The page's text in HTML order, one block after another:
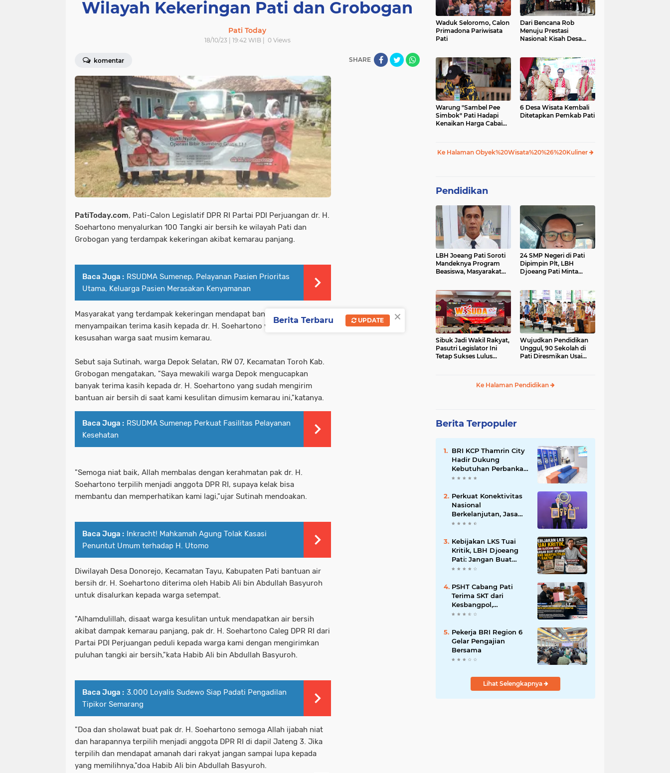
Wilayah Kekeringan Pati dan Grobogan
Pati Today
18/10/23 | 19:42 WIB | 0Views
komentar SHARE
PatiToday.com, Pati-Calon Legislatif DPR RI Partai PDI Perjuangan dr. H.
Soehartono menyalurkan 100 Tangki air bersih ke wilayah Pati dan
Grobogan yang terdampak kekeringan akibat kemarau panjang.
Baca Juga : RSUDMA Sumenep, Pelayanan Pasien Prioritas
Utama, Keluarga Pasien Merasakan Kenyamanan
Masyarakat yang terdampak kekeringan mendapat bantuan air bersih
menyampaikan terima kasih kepada dr. H. Soehartono yang peduli
kesusahan warga saat musim kemarau.
Sebut saja Sutinah, warga Depok Selatan, RW 07, Kecamatan Toroh Kab.
Grobogan mengatakan, "Saya mewakili warga Depok mengucapkan
banyak terima kasih kepada dr. H. Soehartono yang sudah mengirim
bantuan air bersih di saat kami kesulitan dimusim kemarau ini,"katanya.
Baca Juga : RSUDMA Sumenep Perkuat Fasilitas Pelayanan
Kesehatan
"Semoga niat baik, Allah membalas dengan kerahmatan pak dr. H.
Soehartono terpilih menjadi anggota DPR RI, supaya kelak bisa
membantu dan memperhatikan kami lagi,"ujar Sutinah mendoakan.
Baca Juga : Inkracht! Mahkamah Agung Tolak Kasasi
Penuntut Umum terhadap H. Utomo
Diwilayah Desa Donorejo, Kecamatan Tayu, Kabupaten Pati bantuan air
bersih dr. H. Soehartono diterima oleh Habib Ali bin Abdullah Basyuroh
untuk disalurkan kepada warga setempat.
"Alhamdulillah, disaat warga kesulitan untuk mendapatkan air bersih
akibat dampak kemarau panjang, pak dr. H. Soehartono Caleg DPR RI dari
Partai PDI Perjuangan peduli kepada warga kami dengan mengirimkan
puluhan tangki air bersih,"kata Habib Ali bin Abdullah Basyuroh.
Baca Juga : 3.000 Loyalis Sudewo Siap Padati Pengadilan
Tipikor Semarang
"Doa dan sholawat buat pak dr. H. Soehartono semoga Allah ijabah niat
dan harapannya terpilih menjadi anggota DPR RI di dapil Jateng 3. Jika
terpilih dan mendapat amanah dari rakyat jangan sampai lupa kepada
yang memilihnya,"doa Habib Ali bin Abdullah Basyuroh.
Waduk Seloromo, Calon
Primadona Pariwisata
Pati
Dari Bencana Rob
Menuju Prestasi
Nasional: Kisah Desa
Warung "Sambel Pee
Simbok" Pati Hadapi
Kenaikan Harga Cabai
6 Desa Wisata Kembali
Ditetapkan Pemkab Pati
Ke Halaman Obyek%20Wisata%20%26%20Kuliner
Pendidikan
LBH Joeang Pati Soroti
Mandeknya Program
Beasiswa, Masyarakat
24 SMP Negeri di Pati
Dipimpin Plt, LBH
Djoeang Pati Minta
Sibuk Jadi Wakil Rakyat,
Pasutri Legislator Ini
Tetap Sukses Lulus
Wujudkan Pendidikan
Unggul, 90 Sekolah di
Pati Diresmikan Usai
Ke Halaman Pendidikan
Berita Terpopuler
BRI KCP Thamrin City
Hadir Dukung
Kebutuhan Perbankan
Tenant, Pengelola, dan
Perdagangan Jakarta
Pusat
Perkuat Konektivitas
Nasional
Berkelanjutan, Jasa
Marga Raih
Award 2026
Kebijakan LKS Tuai
Kritik, LBH Djoeang
Pati: Jangan Buat
Aturan yang
PSHT Cabang Pati
Terima SKT dari
Kesbangpol,
Ditegaskan Hanya
yang Terdaftar di
Pemkab Pati
Pekerja BRI Region 6
Gelar Pengajian
Bersama
Lihat Selengkapnya
×
Berita Terbaru UPDATE